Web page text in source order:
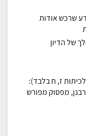
שרכש אודות
של הדיון
ז, ח בלבד):
מפסוק מפורש